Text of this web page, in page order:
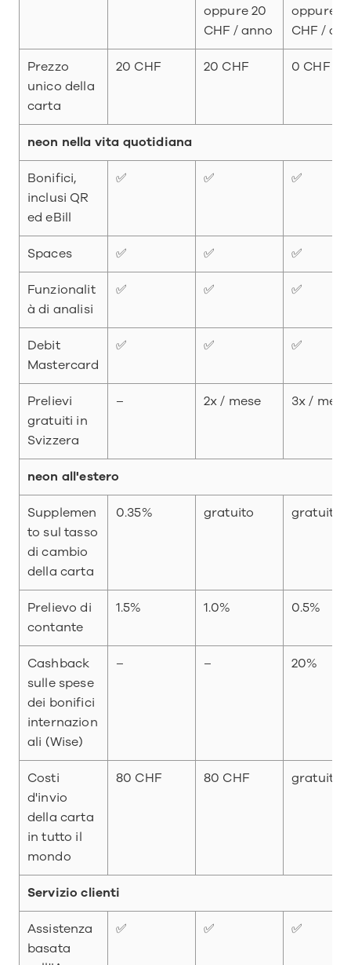
oppure 20
CHF / anno
oppure
CHF /
Prezzo
unico della
carta
20 CHF 20 CHF 0 CHF
neon nella vita quotidiana
Bonifici,
inclusi QR
ed eBill
✅ ✅ ✅
Spaces ✅ ✅ ✅
Funzionalit
à di analisi
✅ ✅ ✅
Debit
Mastercard
✅ ✅ ✅
Prelievi
gratuiti in
Svizzera
– 2x / mese 3x / mese
neon all'estero
Supplemen
to sul tasso
di cambio
della carta
0.35% gratuito gratuito
Prelievo di
contante
1.5% 1.0% 0.5%
Cashback
sulle spese
dei bonifici
internazion
ali (Wise)
– – 20%
Costi
d'invio
della carta
in tutto il
mondo
80 CHF 80 CHF gratuito
Servizio clienti
Assistenza
basata
✅ ✅ ✅